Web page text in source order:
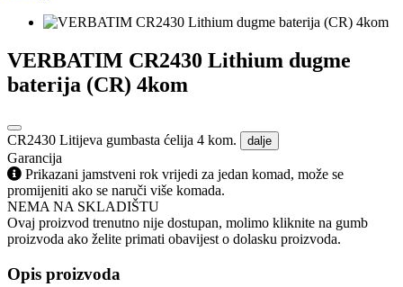
VERBATIM CR2430 Lithium dugme
baterija (CR) 4kom
CR2430 Litijeva gumbasta ćelija 4 kom. dalje
Garancija
Prikazani jamstveni rok vrijedi za jedan komad, može se
promijeniti ako se naruči više komada.
NEMA NA SKLADIŠTU
Ovaj proizvod trenutno nije dostupan, molimo kliknite na gumb
proizvoda ako želite primati obavijest o dolasku proizvoda.
Opis proizvoda